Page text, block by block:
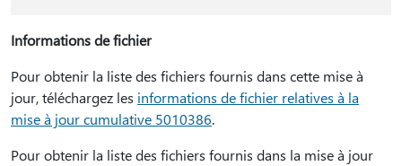
Informations de fichier
Pour obtenir la liste des fichiers fournis dans cette mise à
jour, téléchargez les informations de fichier relatives à la
mise à jour cumulative 5010386.
Pour obtenir la liste des fichiers fournis dans la mise à jour